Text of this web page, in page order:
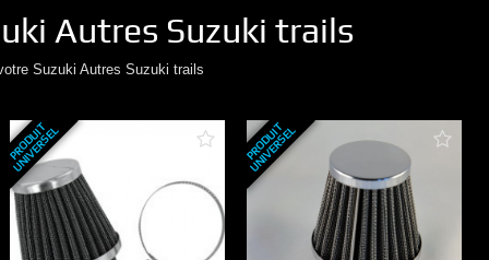
Autres Suzuki trails
Suzuki Autres Suzuki trails
P
R
O
D
U
I
T
U
N
I
V
E
R
S
E
L P
R
O
D
U
I
T
U
N
I
V
E
R
S
E
L